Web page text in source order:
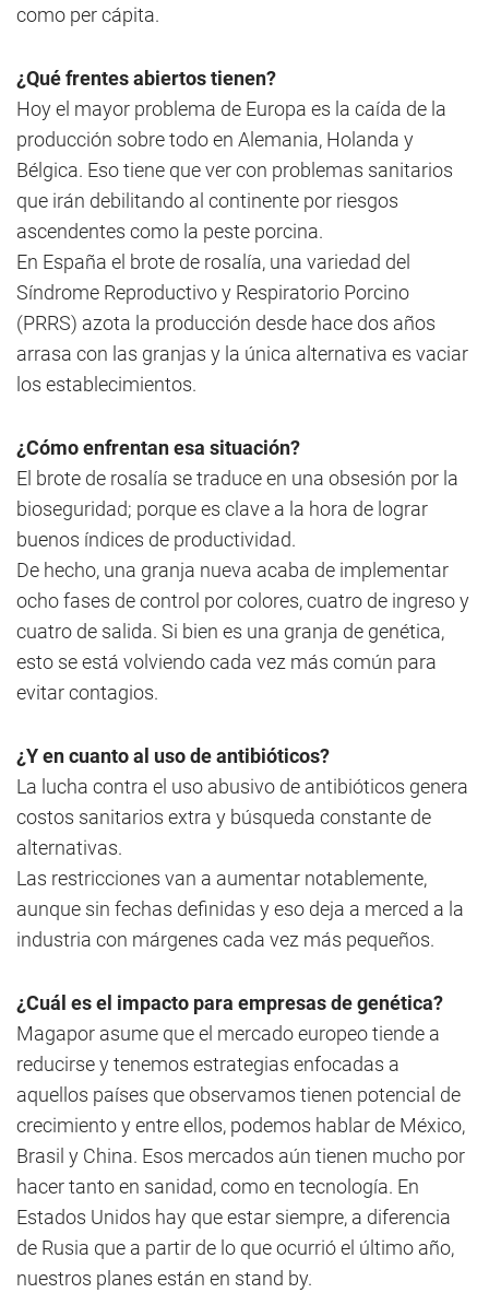
como per cápita.
¿Qué frentes abiertos tienen?
Hoy el mayor problema de Europa es la caída de la
producción sobre todo en Alemania, Holanda y
Bélgica. Eso tiene que ver con problemas sanitarios
que irán debilitando al continente por riesgos
ascendentes como la peste porcina.
En España el brote de rosalía, una variedad del
Síndrome Reproductivo y Respiratorio Porcino
(PRRS) azota la producción desde hace dos años
arrasa con las granjas y la única alternativa es vaciar
los establecimientos.
¿Cómo enfrentan esa situación?
El brote de rosalía se traduce en una obsesión por la
bioseguridad; porque es clave a la hora de lograr
buenos índices de productividad.
De hecho, una granja nueva acaba de implementar
ocho fases de control por colores, cuatro de ingreso y
cuatro de salida. Si bien es una granja de genética,
esto se está volviendo cada vez más común para
evitar contagios.
¿Y en cuanto al uso de antibióticos?
La lucha contra el uso abusivo de antibióticos genera
costos sanitarios extra y búsqueda constante de
alternativas.
Las restricciones van a aumentar notablemente,
aunque sin fechas definidas y eso deja a merced a la
industria con márgenes cada vez más pequeños.
¿Cuál es el impacto para empresas de genética?
Magapor asume que el mercado europeo tiende a
reducirse y tenemos estrategias enfocadas a
aquellos países que observamos tienen potencial de
crecimiento y entre ellos, podemos hablar de México,
Brasil y China. Esos mercados aún tienen mucho por
hacer tanto en sanidad, como en tecnología. En
Estados Unidos hay que estar siempre, a diferencia
de Rusia que a partir de lo que ocurrió el último año,
nuestros planes están en stand by.